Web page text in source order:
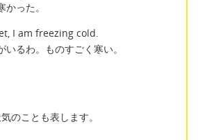
った。
I am freezing cold.
るわ。ものすごく寒い。
のことも表します。